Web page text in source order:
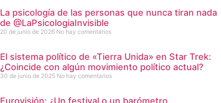
La psicología de las personas que nunca tiran nada
de @LaPsicologiaInvisible
20 de junio de 2026 No hay comentarios
El sistema político de «Tierra Unida» en Star Trek:
¿Coincide con algún movimiento político actual?
30 de junio de 2025 No hay comentarios
Eurovisión: ¿Un festival o un barómetro